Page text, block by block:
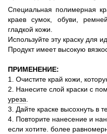
Специальная полимерная
краев сумок, обуви,
гладкой кожи.
Используйте эту краску для
Продукт имеет высокую
ПРИМЕНЕНИЕ:
1. Очистите край кожи,
2. Нанесите слой краски с
уреза
3. Дайте краске высохнуть в
4. Повторите нанесение и
если хотите. более